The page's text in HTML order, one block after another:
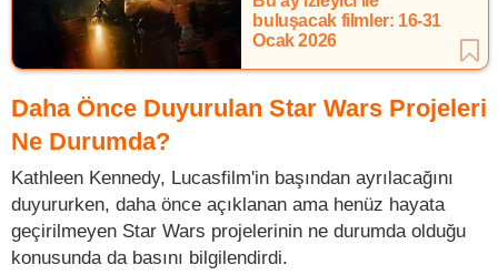
buluşacak filmler: 16-31
Ocak 2026
Daha Önce Duyurulan Star Wars Projeleri
Ne Durumda?
Kathleen Kennedy, Lucasfilm'in başından ayrılacağını
duyururken, daha önce açıklanan ama henüz hayata
geçirilmeyen Star Wars projelerinin ne durumda olduğu
konusunda da basını bilgilendirdi.